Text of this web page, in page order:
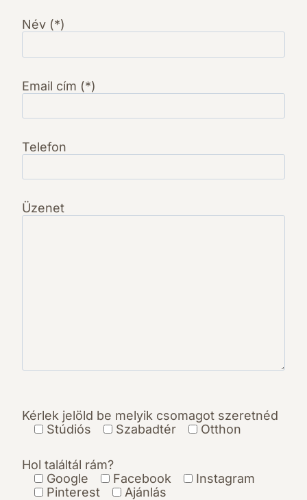
Név (*)
Email cím (*)
Telefon
Üzenet
Kérlek jelöld be melyik csomagot szeretnéd
Stúdiós
Szabadtér Otthon
Hol találtál rám?
Google
Facebook
Instagram
Pinterest
Ajánlás